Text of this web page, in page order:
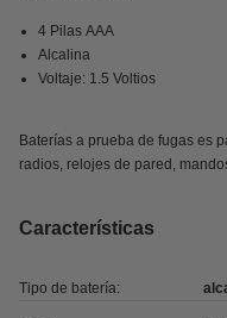
4 Pilas AAA
Alcalina
Voltaje: ‎1.5 Voltios
Baterías a prueba de fugas es
radios, relojes de pared,
Características
Tipo de batería: